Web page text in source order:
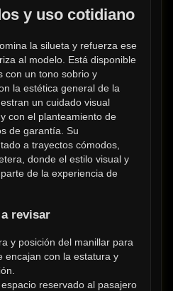
y uso cotidiano
la silueta y refuerza ese
al modelo. Está disponible
con un tono sobrio y
la estética general de la
un cuidado visual
con el planteamiento de
de garantía. Su
a trayectos cómodos,
donde el estilo visual y
de la experiencia de
revisar
y posición del manillar para
encajan con la estatura y
reservado al pasajero